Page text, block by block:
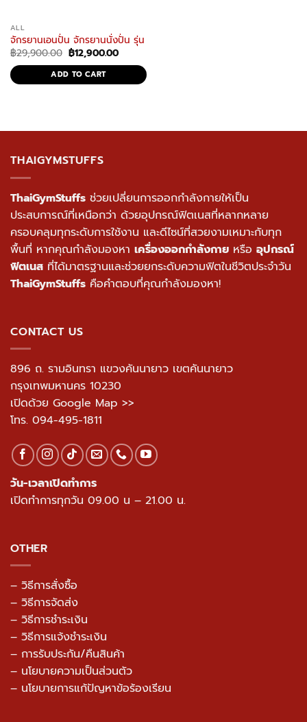
ALL
จักรยานเอนปั่น จักรยานนั่งปั่น รุ่น RB3 จักรยานฟิตเนส Recumbent Bike
฿29,900.00 Original
price
was:
฿29,900.00.
฿12,900.00Current
price
is:
฿12,900.00.
ADD TO CART
THAIGYMSTUFFS
ThaiGymStuffs ช่วยเปลี่ยนการออกกำลังกายให้เป็น
ประสบการณ์ที่เหนือกว่า ด้วยอุปกรณ์ฟิตเนสที่หลากหลาย
ครอบคลุมทุกระดับการใช้งาน และดีไซน์ที่สวยงามเหมาะกับทุก
พื้นที่ หากคุณกำลังมองหา เครื่องออกกำลังกาย หรือ อุปกรณ์
ฟิตเนส ที่ได้มาตรฐานและช่วยยกระดับความฟิตในชีวิตประจำวัน
ThaiGymStuffs คือคำตอบที่คุณกำลังมองหา!
CONTACT US
896 ถ. รามอินทรา แขวงคันนายาว เขตคันนายาว
กรุงเทพมหานคร 10230
เปิดด้วย Google Map >>
โทร. 094-495-1811
วัน-เวลาเปิดทำการ
เปิดทำการทุกวัน 09.00 น – 21.00 น.
OTHER
– วิธีการสั่งซื้อ
– วิธีการจัดส่ง
– วิธีการชำระเงิน
– วิธีการแจ้งชำระเงิน
– การรับประกัน/คืนสินค้า
– นโยบายความเป็นส่วนตัว
– นโยบายการแก้ปัญหาข้อร้องเรียน